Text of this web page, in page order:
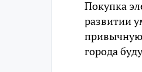
Покупка
развитии
привычную
города